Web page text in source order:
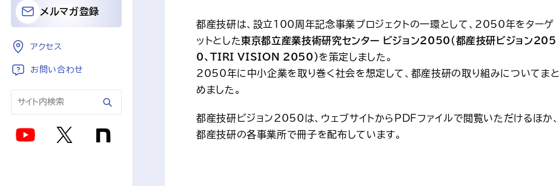
メルマガ登録
アクセス
お問い合わせ
都産技研は、設立100周年記念事業プロジェクトの一環として、2050年をターゲ
ットとした東京都立産業技術研究センター ビジョン2050（都産技研ビジョン205
0、TIRI VISION 2050）を策定しました。
2050年に中小企業を取り巻く社会を想定して、都産技研の取り組みについてまと
めました。
都産技研ビジョン2050は、ウェブサイトからPDFファイルで閲覧いただけるほか、
都産技研の各事業所で冊子を配布しています。